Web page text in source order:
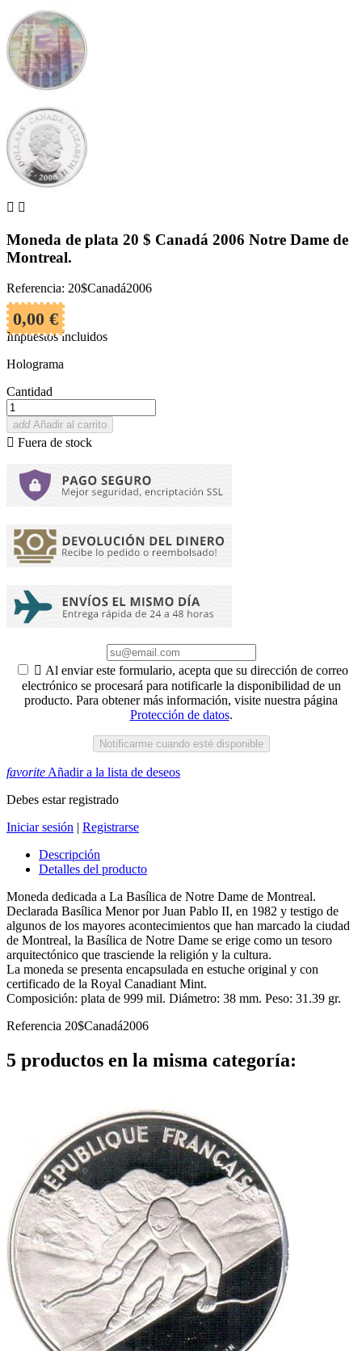
 
Moneda de plata 20 $ Canadá 2006 Notre Dame de
Montreal.
Referencia: 20$Canadá2006
0,00 €
Impuestos incluidos
Holograma
Cantidad
add Añadir al carrito
 Fuera de stock
 Al enviar este formulario, acepta que su dirección de correo
electrónico se procesará para notificarle la disponibilidad de un
producto. Para obtener más información, visite nuestra página
Protección de datos.
Notificarme cuando esté disponible
favorite Añadir a la lista de deseos
Debes estar registrado
Iniciar sesión | Registrarse
Descripción
Detalles del producto
Moneda dedicada a La Basílica de Notre Dame de Montreal.
Declarada Basílica Menor por Juan Pablo II, en 1982 y testigo de
algunos de los mayores acontecimientos que han marcado la ciudad
de Montreal, la Basílica de Notre Dame se erige como un tesoro
arquitectónico que trasciende la religión y la cultura.
La moneda se presenta encapsulada en estuche original y con
certificado de la Royal Canadiant Mint.
Composición: plata de 999 mil. Diámetro: 38 mm. Peso: 31.39 gr.
Referencia 20$Canadá2006
5 productos en la misma categoría: